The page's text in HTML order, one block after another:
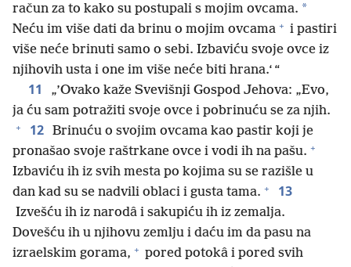
račun za to kako su postupali s mojim ovcama. *
Neću im više dati da brinu o mojim ovcama + i pastiri
više neće brinuti samo o sebi. Izbaviću svoje ovce iz
njihovih usta i one im više neće biti hrana.‘ “
11
„’Ovako kaže Svevišnji Gospod Jehova: „Evo,
ja ću sam potražiti svoje ovce i pobrinuću se za njih.
+ 12 Brinuću o svojim ovcama kao pastir koji je
pronašao svoje raštrkane ovce i vodi ih na pašu. +
Izbaviću ih iz svih mesta po kojima su se razišle u
dan kad su se nadvili oblaci i gusta tama. + 13
Izvešću ih iz narodâ i sakupiću ih iz zemalja.
Dovešću ih u njihovu zemlju i daću im da pasu na
izraelskim gorama, + pored potokâ i pored svih